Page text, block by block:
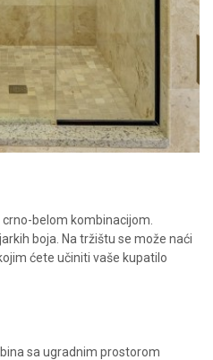
belom kombinacijom.
boja. Na tržištu se može naći
ćete učiniti vaše kupatilo
sa ugradnim prostorom